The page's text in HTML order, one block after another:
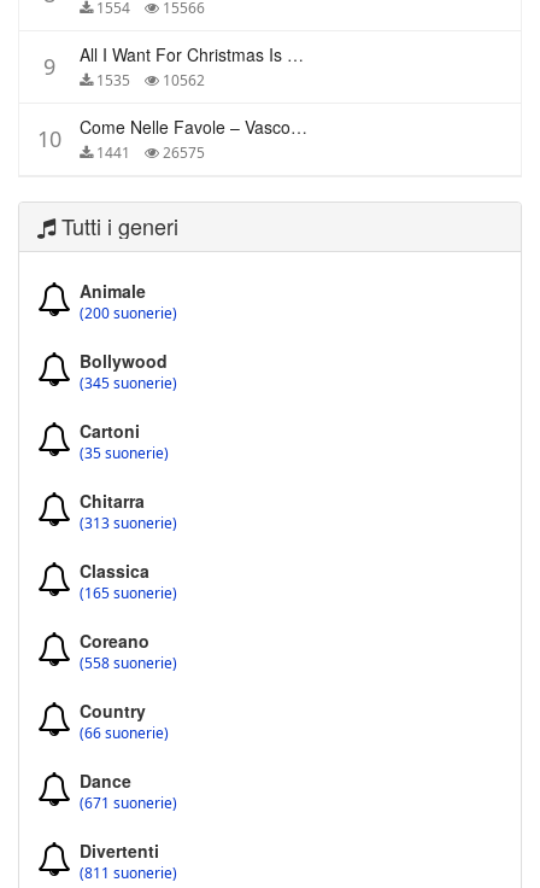
1554 15566
9 All I Want For Christmas Is You – Mariah Carey
1535 10562
10 Come Nelle Favole – Vasco Rossi
1441 26575
Tutti i generi
Animale
(200 suonerie)
Bollywood
(345 suonerie)
Cartoni
(35 suonerie)
Chitarra
(313 suonerie)
Classica
(165 suonerie)
Coreano
(558 suonerie)
Country
(66 suonerie)
Dance
(671 suonerie)
Divertenti
(811 suonerie)